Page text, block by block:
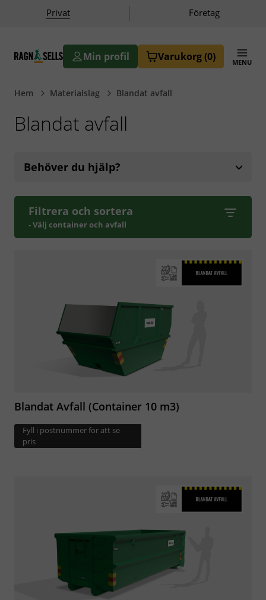
Privat Företag
butik.ragnsells.se
Min profil Varukorg(0) MENU
Hem Materialslag Blandat avfall
Blandat avfall
Behöver du hjälp?
Filtrera och sortera
- Välj container och avfall
Blandat Avfall (Container 10 m3)
Fyll i postnummer för att se
pris